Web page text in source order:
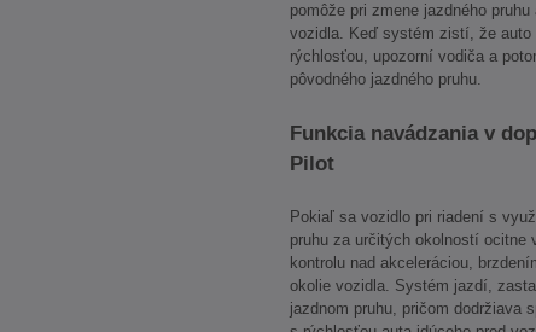
pomôže pri zmene jazdného
vozidla. Keď systém zistí, že auto
rýchlosťou, upozorní vodiča a
pôvodného jazdného pruhu.
Funkcia navádzania v
Pilot
Pokiaľ sa vozidlo pri riadení s
pruhu za určitých okolností ocitne
kontrolu nad akceleráciou,
okolie vozidla. Systém jazdí,
jazdnom pruhu, pričom dodržiava